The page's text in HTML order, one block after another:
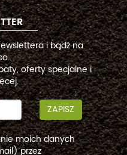
i bądź na
oferty specjalne i
ZAPISZ
moich danych
przez